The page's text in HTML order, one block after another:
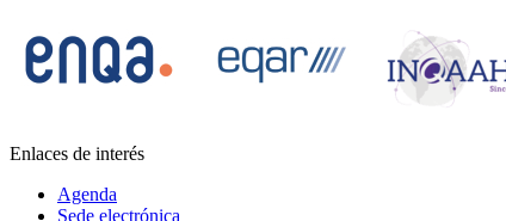
Enlaces de interés
Agenda
Sede electrónica